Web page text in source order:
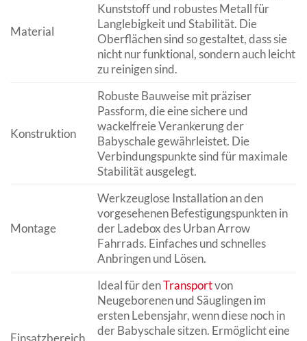
Material
Kunststoff und robustes Metall für
Langlebigkeit und Stabilität. Die
Oberflächen sind so gestaltet, dass sie
nicht nur funktional, sondern auch leicht
zu reinigen sind.
Konstruktion
Robuste Bauweise mit präziser
Passform, die eine sichere und
wackelfreie Verankerung der
Babyschale gewährleistet. Die
Verbindungspunkte sind für maximale
Stabilität ausgelegt.
Montage
Werkzeuglose Installation an den
vorgesehenen Befestigungspunkten in
der Ladebox des Urban Arrow
Fahrrads. Einfaches und schnelles
Anbringen und Lösen.
Einsatzbereich
Ideal für denTransportvon
Neugeborenen und Säuglingen im
ersten Lebensjahr, wenn diese noch in
der Babyschale sitzen. Ermöglicht eine